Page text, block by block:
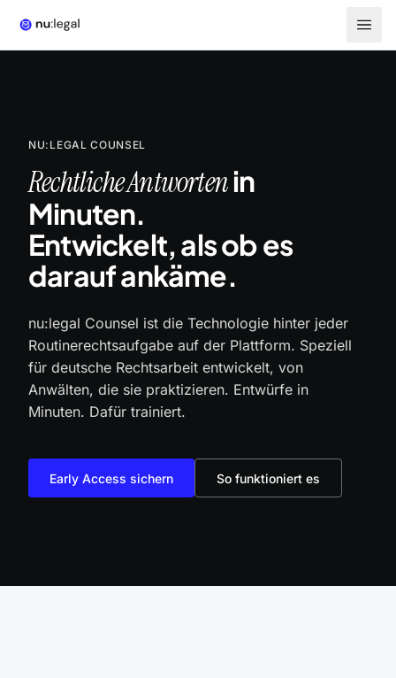
NU:LEGAL COUNSEL
Rechtliche Antwortenin
Minuten.
Entwickelt, als ob es
darauf ankäme.
nu:legal Counsel ist die Technologie hinter jeder
Routinerechtsaufgabe auf der Plattform. Speziell
für deutsche Rechtsarbeit entwickelt, von
Anwälten, die sie praktizieren. Entwürfe in
Minuten. Dafür trainiert.
Early Access sichern So funktioniert es